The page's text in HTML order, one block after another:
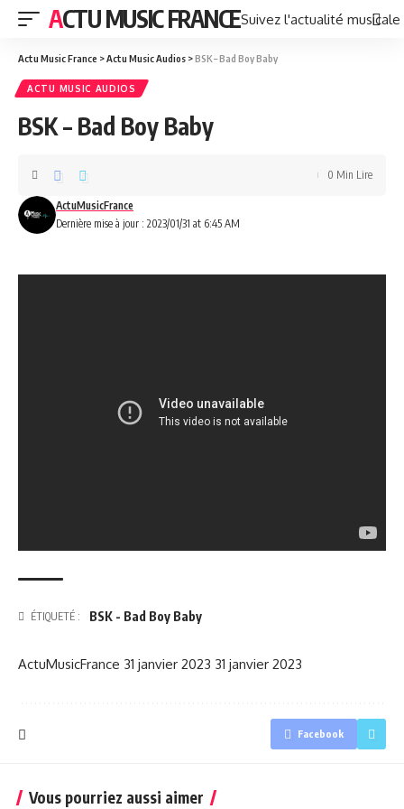
ACTU MUSIC FRANCESuivez l'actualité
Actu Music France >Actu Music Audios >BSK – Bad Boy Baby
ACTU MUSIC AUDIOS
BSK – Bad Boy Baby
Dernière mise à jour : 2023/01/31 at 6:45 AM
ActuMusicFrance
0 Min Lire
ÉTIQUETÉ : BSK - Bad Boy Baby
ActuMusicFrance 31 janvier 2023 31 janvier 2023
Facebook
Vous pourriez aussi aimer